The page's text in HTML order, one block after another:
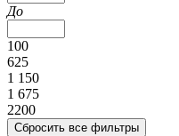
До
100
625
1 150
1 675
2200